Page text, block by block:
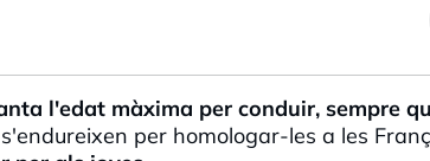
l'edat màxima per conduir, sempre
per homologar-les a les